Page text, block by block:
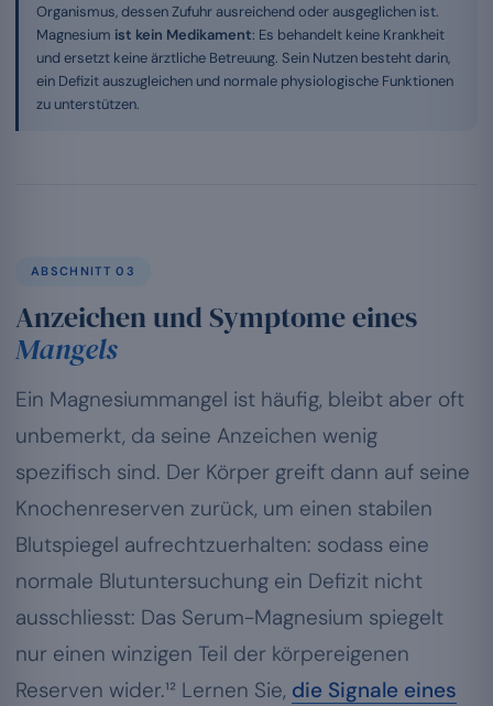
Organismus, dessen Zufuhr ausreichend oder ausgeglichen ist.
Magnesium ist kein Medikament: Es behandelt keine Krankheit
und ersetzt keine ärztliche Betreuung. Sein Nutzen besteht darin,
ein Defizit auszugleichen und normale physiologische Funktionen
zu unterstützen.
ABSCHNITT 03
Anzeichen und Symptome eines
Mangels
Ein Magnesiummangel ist häufig, bleibt aber oft
unbemerkt, da seine Anzeichen wenig
spezifisch sind. Der Körper greift dann auf seine
Knochenreserven zurück, um einen stabilen
Blutspiegel aufrechtzuerhalten: sodass eine
normale Blutuntersuchung ein Defizit nicht
ausschliesst: Das Serum-Magnesium spiegelt
nur einen winzigen Teil der körpereigenen
Reserven wider.¹² Lernen Sie, die Signale eines